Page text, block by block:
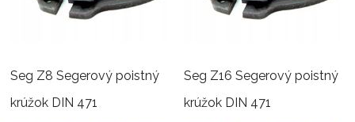
Seg Z8 Segerový poistný
krúžok DIN 471
Seg Z16 Segerový poistný
krúžok DIN 471